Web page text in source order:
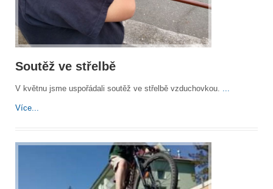
Soutěž ve střelbě
V květnu jsme uspořádali soutěž ve střelbě vzduchovkou. ...
Více...